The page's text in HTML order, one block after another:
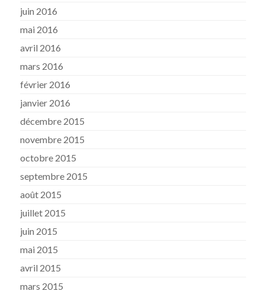
juin 2016
mai 2016
avril 2016
mars 2016
février 2016
janvier 2016
décembre 2015
novembre 2015
octobre 2015
septembre 2015
août 2015
juillet 2015
juin 2015
mai 2015
avril 2015
mars 2015